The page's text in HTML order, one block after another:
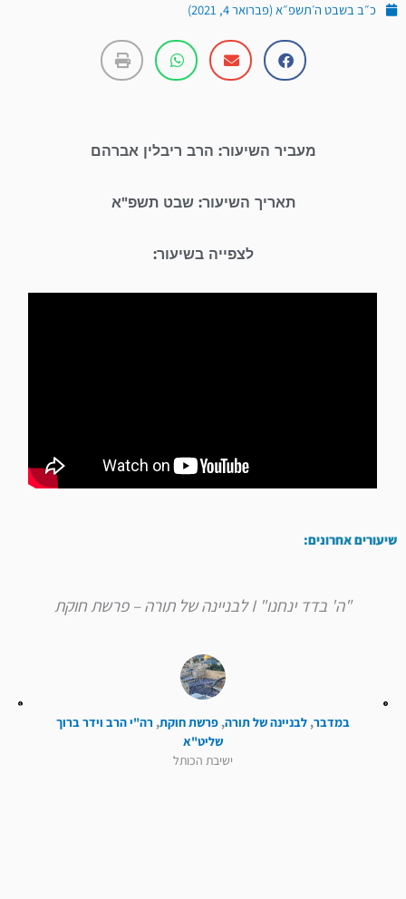
כ״ב בשבט ה׳תשפ״א (פברואר 4, 2021)
מעביר השיעור: הרב ריבלין אברהם
תאריך השיעור: שבט תשפ"א
לצפייה בשיעור:
שיעורים אחרונים:
"ה' בדד ינחנו" I לבניינה של תורה – פרשת חוקת
במדבר, לבניינה של תורה, פרשת חוקת, רה"י הרב וידר ברוך
שליט"א
ישיבת הכותל